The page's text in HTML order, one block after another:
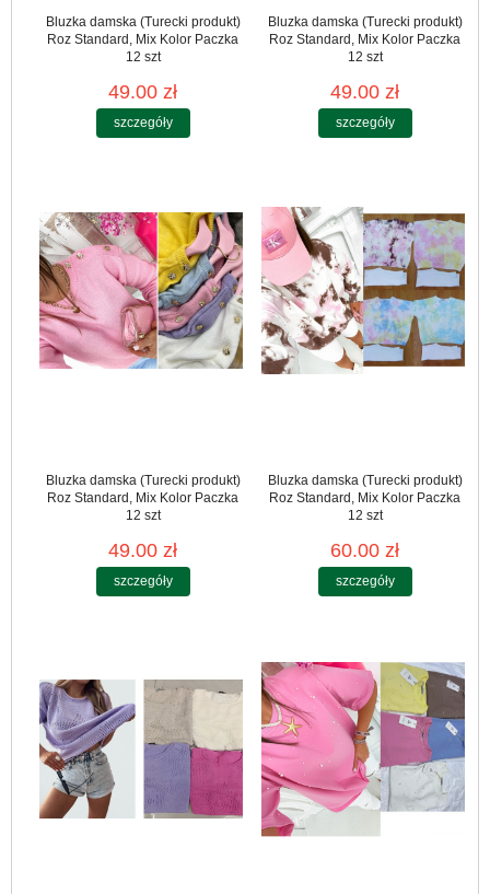
Bluzka damska (Turecki produkt)
Roz Standard, Mix Kolor Paczka
12 szt
49.00 zł
szczegóły
Bluzka damska (Turecki produkt)
Roz Standard, Mix Kolor Paczka
12 szt
49.00 zł
szczegóły
Bluzka damska (Turecki produkt)
Roz Standard, Mix Kolor Paczka
12 szt
49.00 zł
szczegóły
Bluzka damska (Turecki produkt)
Roz Standard, Mix Kolor Paczka
12 szt
60.00 zł
szczegóły